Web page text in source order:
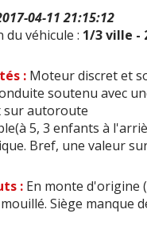
04-11 21:15:12
du véhicule : 1/3 ville -
: Moteur discret et
soutenu avec
sur autoroute
5, 3 enfants à
Bref, une valeur
: En monte d'origine
Siège manque